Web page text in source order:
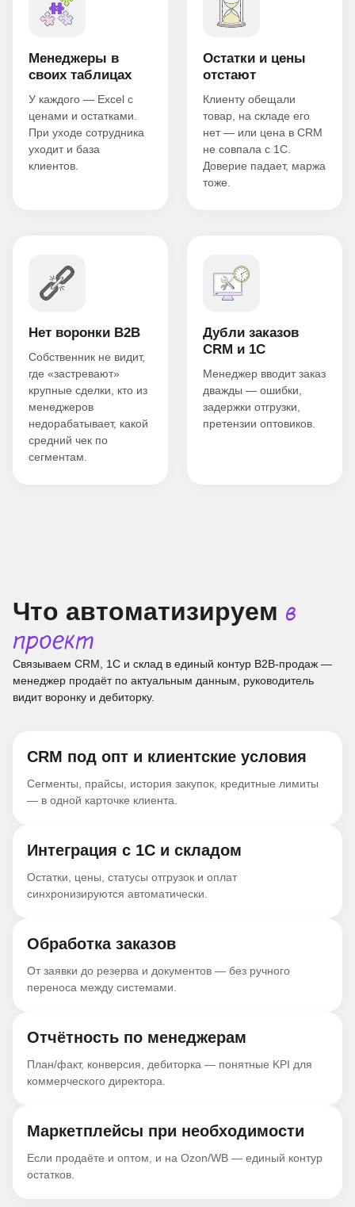
Менеджеры в
своих таблицах
У каждого — Excel с
ценами и остатками.
При уходе сотрудника
уходит и база
клиентов.
Остатки и цены
отстают
Клиенту обещали
товар, на складе его
нет — или цена в CRM
не совпала с 1С.
Доверие падает, маржа
тоже.
Нет воронки B2B
Собственник не видит,
где «застревают»
крупные сделки, кто из
менеджеров
недорабатывает, какой
средний чек по
сегментам.
Дубли заказов
CRM и 1С
Менеджер вводит заказ
дважды — ошибки,
задержки отгрузки,
претензии оптовиков.
Что автоматизируем в
проект
Связываем CRM, 1С и склад в единый контур B2B-продаж —
менеджер продаёт по актуальным данным, руководитель
видит воронку и дебиторку.
CRM под опт и клиентские условия
Сегменты, прайсы, история закупок, кредитные лимиты
— в одной карточке клиента.
Интеграция с 1С и складом
Остатки, цены, статусы отгрузок и оплат
синхронизируются автоматически.
Обработка заказов
От заявки до резерва и документов — без ручного
переноса между системами.
Отчётность по менеджерам
План/факт, конверсия, дебиторка — понятные KPI для
коммерческого директора.
Маркетплейсы при необходимости
Если продаёте и оптом, и на Ozon/WB — единый контур
остатков.